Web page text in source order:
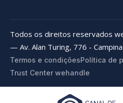
Todos os direitos reservados
— Av. Alan Turing, 776 -
Termos e condiçõesPolítica de
Trust Center wehandle